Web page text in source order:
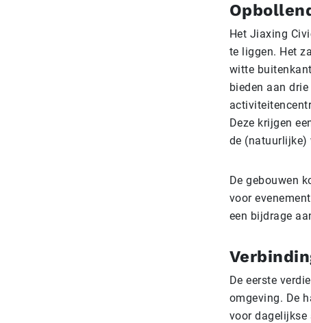
Het Jiaxing
te liggen. Het
witte
bieden aan
Deze krijgen
de (natuurlijke)
De gebouwen
voor
een bijdrage
De eerste
omgeving. De
voor